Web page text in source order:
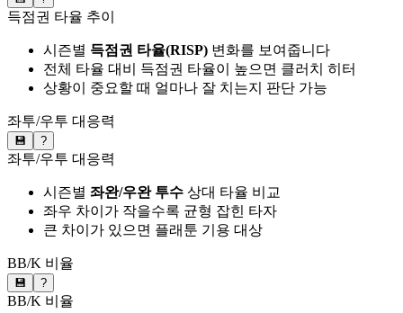
득점권 타율 추이
시즌별 득점권 타율(RISP) 변화를 보여줍니다
전체 타율 대비 득점권 타율이 높으면 클러치 히터
상황이 중요할 때 얼마나 잘 치는지 판단 가능
좌투/우투 대응력
💾 ?
좌투/우투 대응력
시즌별 좌완/우완 투수 상대 타율 비교
좌우 차이가 작을수록 균형 잡힌 타자
큰 차이가 있으면 플래툰 기용 대상
BB/K 비율
💾 ?
BB/K 비율